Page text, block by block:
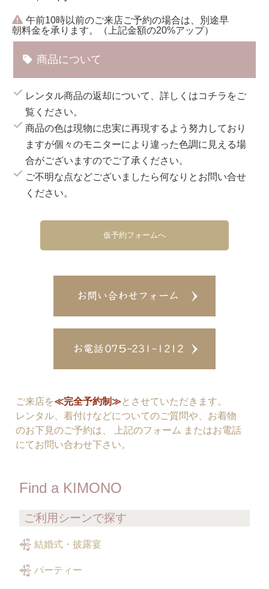
午前10時以前のご来店ご予約の場合は、別途早
朝料金を承ります。（上記金額の20%アップ）
商品について
レンタル商品の返却について、詳しくはコチラ をご
覧ください。
商品の色は現物に忠実に再現するよう努力しており
ますが個々のモニターにより違った色調に見える場
合がございますのでご了承ください。
ご不明な点などございましたら何なりとお問い合せ
ください。
仮予約フォームへ
ご来店を≪完全予約制≫とさせていただきます。
レンタル、着付けなどについてのご質問や、お着物
のお下見のご予約は、 上記のフォーム またはお電話
にてお問い合わせ下さい。
Find a KIMONO
ご利用シーンで探す
結婚式・披露宴
パーティー